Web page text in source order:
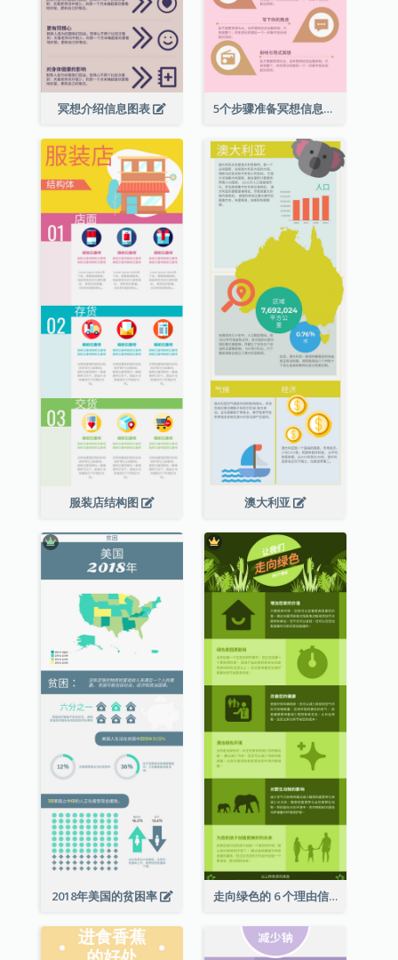
冥想介绍信息图表 5个步骤准备冥想信息图表
服装店结构图 澳大利亚
2018年美国的贫困率 走向绿色的 6 个理由信息图表